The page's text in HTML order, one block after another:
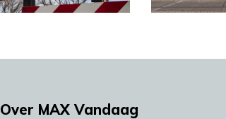
Over MAX Vandaag